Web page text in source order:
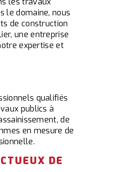
le domaine, nous
de construction
une entreprise
expertise et
qualifiés
publics à
de
en mesure de
DE